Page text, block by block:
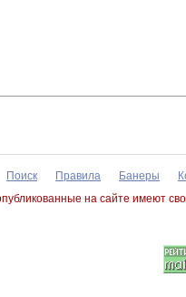
Поиск Правила Банеры
на сайте имеют